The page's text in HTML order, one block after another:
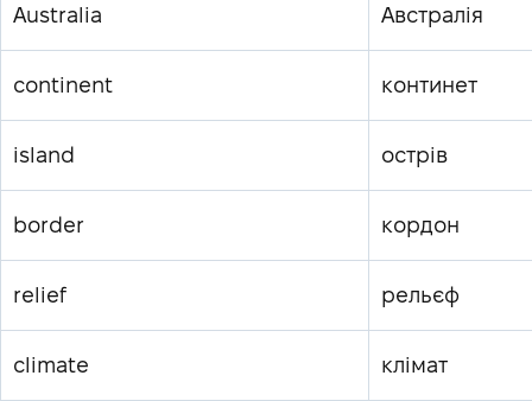
Australia Австралія
continent континет
island острів
border кордон
relief рельєф
climate клімат